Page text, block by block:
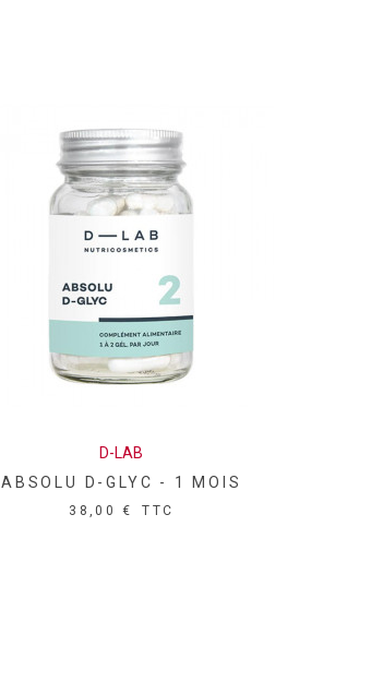
D-LAB
ABSOLU D-GLYC - 1 MOIS
38,00 € TTC